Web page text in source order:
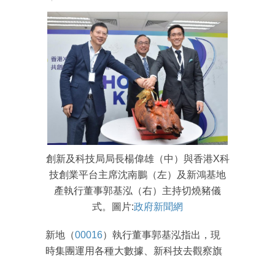
創新及科技局局長楊偉雄（中）與香港X科
技創業平台主席沈南鵬（左）及新鴻基地
產執行董事郭基泓（右）主持切燒豬儀
式。圖片:政府新聞網
新地（00016）執行董事郭基泓指出，現
時集團運用各種大數據、新科技去觀察旗